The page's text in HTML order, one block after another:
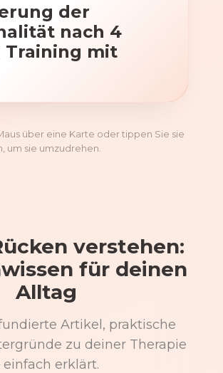
der
nach 4
Training mit
über eine Karte oder tippen Sie sie
um sie umzudrehen.
verstehen:
für deinen
Alltag
Artikel, praktische
zu deiner Therapie
einfach erklärt.